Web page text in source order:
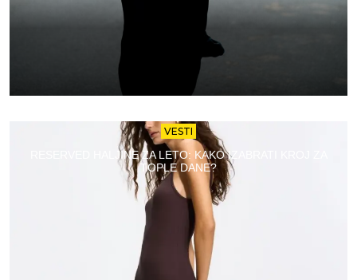
VESTI
RESERVED HALJINE ZA LETO: KAKO IZABRATI KROJ ZA
TOPLE DANE?